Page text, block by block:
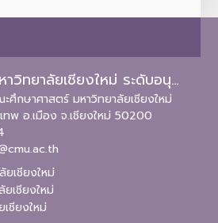
โรงเรียนสาธิตมหาวิทยาลัยเชียงใหม่ ระดับอนุบาลและประถมศึกษา
ศึกษาศาสตร์ มหาวิทยาลัยเชียงใหม่
พ อ.เมือง จ.เชียงใหม่ 50200
ยเชียงใหม่
เชียงใหม่
ชียงใหม่